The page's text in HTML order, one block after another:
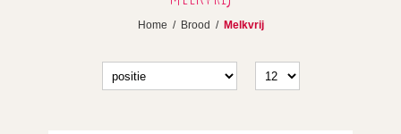
Home / Brood / Melkvrij